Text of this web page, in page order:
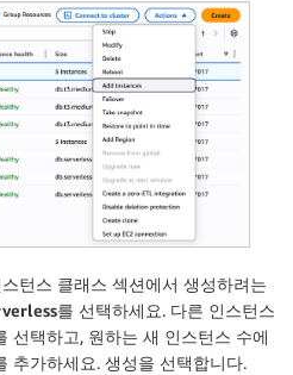
턴스 클래스 섹션에서 생성하려는
를 선택하세요. 다른 인스턴스
선택하고, 원하는 새 인스턴스 수에
추가하세요. 생성을 선택합니다.